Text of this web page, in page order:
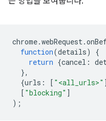
chrome.webRequest.
function(details)
{
return {cancel :
},
{urls : [ "<all_urls>"
[ "blocking" ]
);